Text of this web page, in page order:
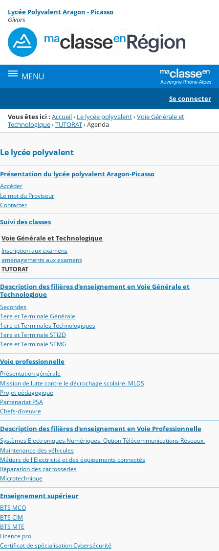
Menu de la rubrique
Contenu
Lycée Polyvalent Aragon - Picasso
Givors
MENU
Se connecter
Vous êtes ici : Accueil› Le lycée polyvalent›Voie Générale et
Technologique›TUTORAT›Agenda
Le lycée polyvalent
Présentation du lycée polyvalent Aragon-Picasso
Accéder
Le mot du Proviseur
Contacter
Suivi des classes
Voie Générale et Technologique
Inscription aux examens
aménagements aux examens
TUTORAT
Description des filières d'enseignement en Voie Générale et
Technologique
Secondes
1ere et Terminale Générale
1ere et Terminales Technologiques
1ere et Terminale STI2D
1ere et Terminale STMG
Voie professionnelle
Présentation générale
Mission de lutte contre le décrochage scolaire: MLDS
Projet pédagogique
Partenariat PSA
Chefs-d'oeuvre
Description des filières d'enseignement en Voie Professionnelle
Systèmes Electroniques Numériques. Option Télécommunications Réseaux.
Maintenance des véhicules
Métiers de l'Electricité et des équipements connectés
Réparation des carrosseries
Microtechnique
Enseignement supérieur
BTS MCO
BTS CIM
BTS MTE
Licence pro
Certificat de spécialisation Cybersécurité